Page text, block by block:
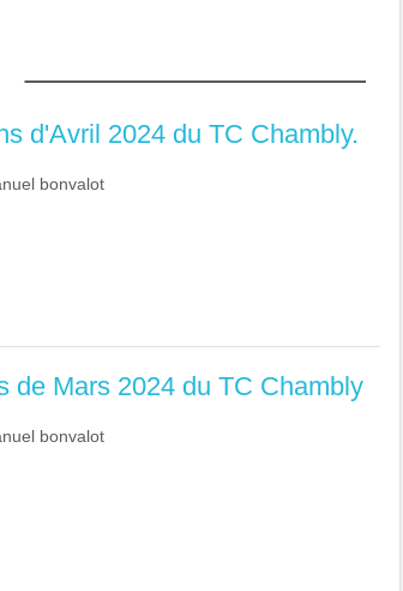
d'Avril 2024 du TC Chambly.
bonvalot
de Mars 2024 du TC Chambly
bonvalot